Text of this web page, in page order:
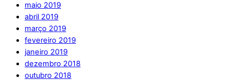
maio 2019
abril 2019
março 2019
fevereiro 2019
janeiro 2019
dezembro 2018
outubro 2018